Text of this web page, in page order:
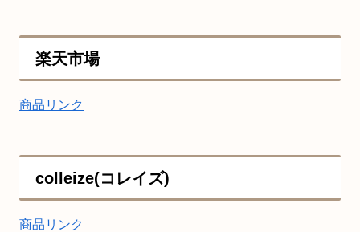
楽天市場
商品リンク
colleize(コレイズ)
商品リンク